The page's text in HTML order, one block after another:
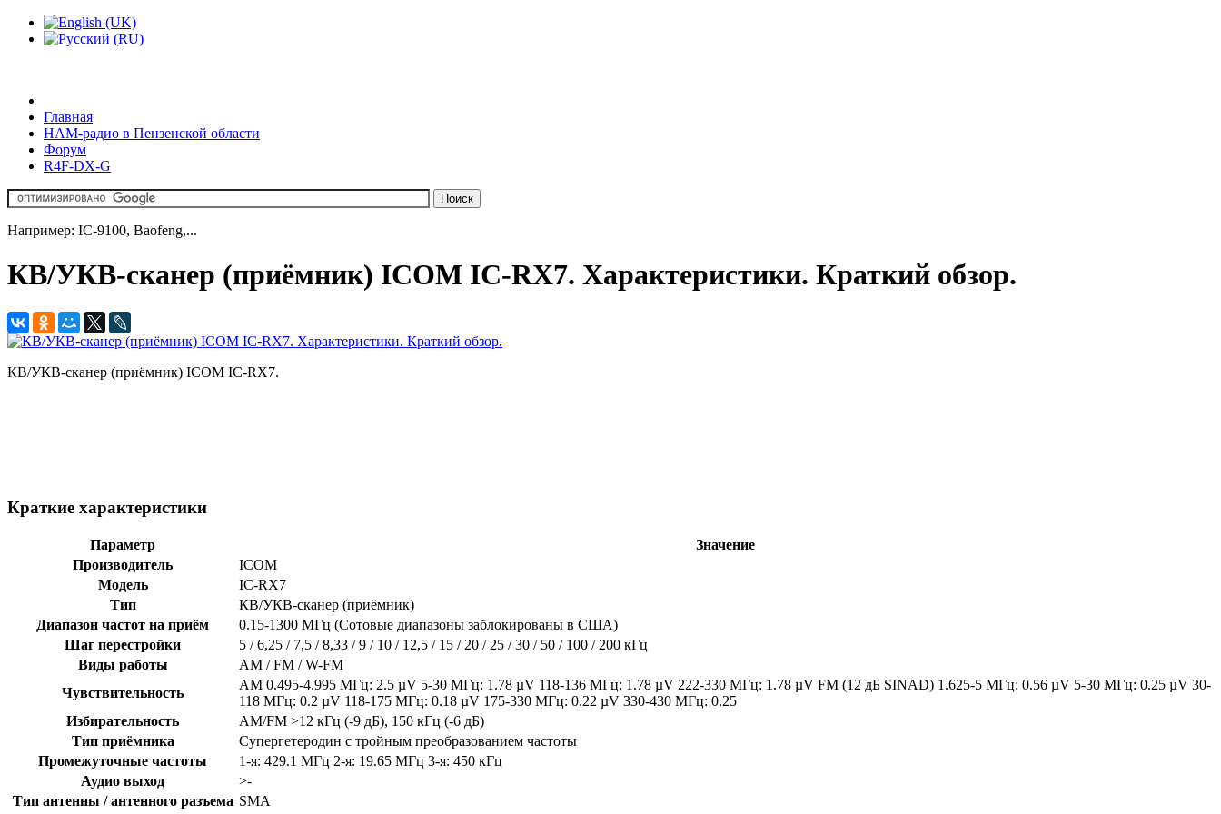
Главная
HAM-радио в Пензенской области
Форум
R4F-DX-G
Например: IC-9100, Baofeng,...
КВ/УКВ-сканер (приёмник) ICOM IC-RX7. Характеристики. Краткий обзор.
КВ/УКВ-сканер (приёмник) ICOM IC-RX7.
Краткие характеристики
Параметр
Значение
Производитель
ICOM
Модель
IC-RX7
Тип
КВ/УКВ-сканер (приёмник)
Диапазон частот на приём
0.15-1300 МГц (Сотовые диапазоны заблокированы в США)
Шаг перестройки
5 / 6,25 / 7,5 / 8,33 / 9 / 10 / 12,5 / 15 / 20 / 25 / 30 / 50 / 100 / 200 кГц
Виды работы
AM / FM / W-FM
Чувствительность
AM 0.495-4.995 МГц: 2.5 µV 5-30 МГц: 1.78 µV 118-136 МГц: 1.78 µV 222-330 МГц: 1.78 µV FM (12 дБ SINAD) 1.625-5 МГц: 0.56 µV 5-30 МГц: 0.25 µV 30-
118 МГц: 0.2 µV 118-175 МГц: 0.18 µV 175-330 МГц: 0.22 µV 330-430 МГц: 0.25
Избирательность
AM/FM >12 кГц (-9 дБ), 150 кГц (-6 дБ)
Тип приёмника
Супергетеродин с тройным преобразованием частоты
Промежуточные частоты
1-я: 429.1 МГц 2-я: 19.65 МГц 3-я: 450 кГц
Аудио выход
>-
Тип антенны / антенного разъема SMA